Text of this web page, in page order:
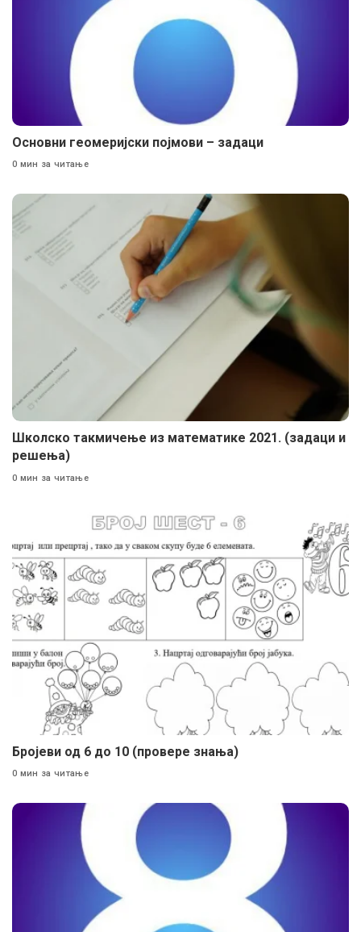
Основни геомеријски појмови – задаци
0 мин за читање
Школско такмичење из математике 2021. (задаци и
решења)
0 мин за читање
Бројеви од 6 до 10 (провере знања)
0 мин за читање